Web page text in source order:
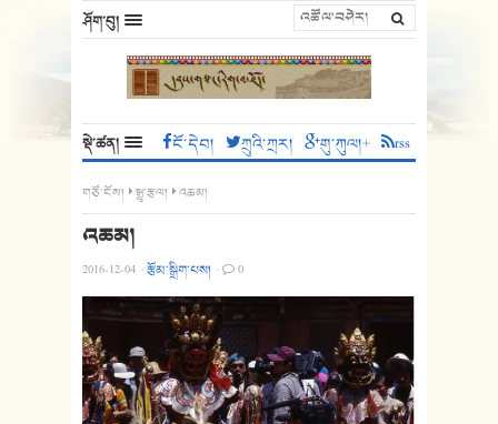
ཤོག་བུ།
སྡེ་ཚན། ངོ་དེབ། ཀྲུའི་ཀྲར། གུ་ཀུལ།+ rss
གཙོ་ངོས། སྒྱུ་རྩལ། འཆམ།
འཆམ།
2016-12-04 ·རྩོམ་སྒྲིག་པས། · 0